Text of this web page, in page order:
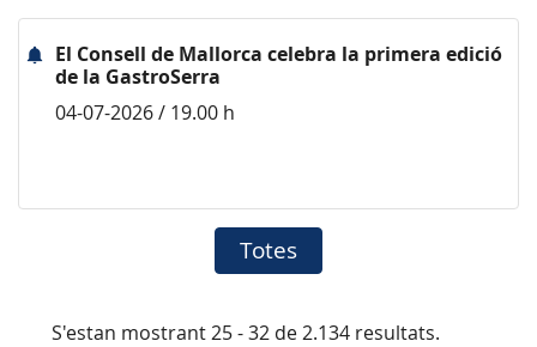
El Consell de Mallorca celebra la primera edició
de la GastroSerra
04-07-2026 / 19.00 h
Totes
S'estan mostrant 25 - 32 de 2.134 resultats.